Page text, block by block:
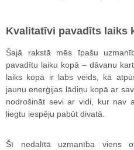
Kvalitatīvi pavadīts laiks
Šajā rakstā mēs īpašu
pavadītu laiku kopā – dāvanu
laiks kopā ir labs veids, kā
jaunu enerģijas lādiņu kopā ar
nodrošināt sevi ar vidi, kur nav
liegtu iespēju pabūt divatā.
Šī nedalītā uzmanība viens